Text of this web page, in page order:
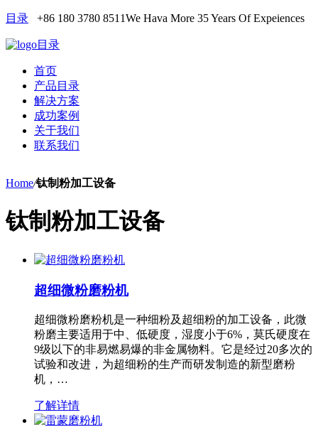
目录 +86 180 3780 8511We Hava More 35 Years Of Expeiences
目录
首页
产品目录
解决方案
成功案例
关于我们
联系我们
Home/钛制粉加工设备
钛制粉加工设备
超细微粉磨粉机
超细微粉磨粉机是一种细粉及超细粉的加工设备，此微
粉磨主要适用于中、低硬度，湿度小于6%，莫氏硬度在
9级以下的非易燃易爆的非金属物料。它是经过20多次的
试验和改进，为超细粉的生产而研发制造的新型磨粉
机，…
了解详情